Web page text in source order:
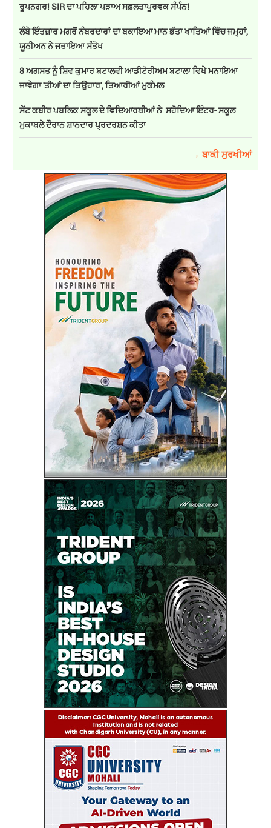
ਰੂਪਨਗਰ! SIR ਦਾ ਪਹਿਲਾ ਪੜਾਅ ਸਫ਼ਲਤਾਪੂਰਵਕ ਸੰਪੰਨ!
ਲੰਬੇ ਇੰਤਜ਼ਾਰ ਮਗਰੋਂ ਨੰਬਰਦਾਰਾਂ ਦਾ ਬਕਾਇਆ ਮਾਨ ਭੱਤਾ ਖਾਤਿਆਂ ਵਿੱਚ ਜਮ੍ਹਾਂ,
ਯੂਨੀਅਨ ਨੇ ਜਤਾਇਆ ਸੰਤੋਖ
8 ਅਗਸਤ ਨੂੰ ਸ਼ਿਵ ਕੁਮਾਰ ਬਟਾਲਵੀ ਆਡੀਟੋਰੀਅਮ ਬਟਾਲਾ ਵਿਖੇ ਮਨਾਇਆ
ਜਾਵੇਗਾ 'ਤੀਆਂ ਦਾ ਤਿਉਹਾਰ', ਤਿਆਰੀਆਂ ਮੁਕੰਮਲ
ਸੇਂਟ ਕਬੀਰ ਪਬਲਿਕ ਸਕੂਲ ਦੇ ਵਿਦਿਆਰਥੀਆਂ ਨੇ ਸਹੋਦਿਆ ਇੰਟਰ- ਸਕੂਲ
ਮੁਕਾਬਲੇ ਦੌਰਾਨ ਸ਼ਾਨਦਾਰ ਪ੍ਰਦਰਸ਼ਨ ਕੀਤਾ
→ ਬਾਕੀ ਸੁਰਖੀਆਂ